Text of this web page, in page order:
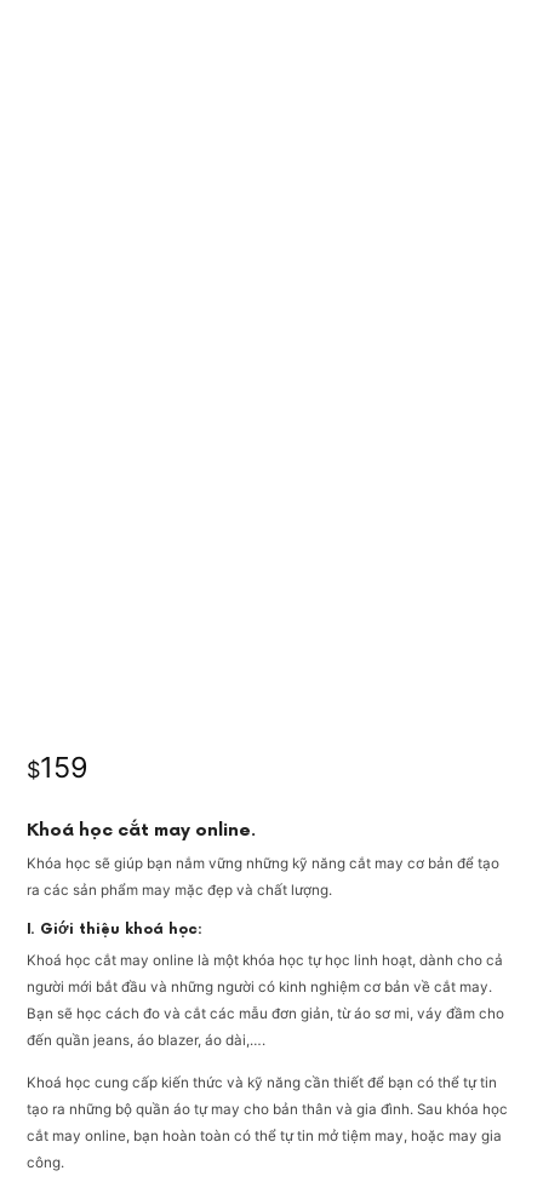
$159
Khoá học cắt may online.
Khóa học sẽ giúp bạn nắm vững những kỹ năng cắt may cơ bản để tạo
ra các sản phẩm may mặc đẹp và chất lượng.
I. Giới thiệu khoá học:
Khoá học cắt may online là một khóa học tự học linh hoạt, dành cho cả
người mới bắt đầu và những người có kinh nghiệm cơ bản về cắt may.
Bạn sẽ học cách đo và cắt các mẫu đơn giản, từ áo sơ mi, váy đầm cho
đến quần jeans, áo blazer, áo dài,….
Khoá học cung cấp kiến thức và kỹ năng cần thiết để bạn có thể tự tin
tạo ra những bộ quần áo tự may cho bản thân và gia đình. Sau khóa học
cắt may online, bạn hoàn toàn có thể tự tin mở tiệm may, hoặc may gia
công.